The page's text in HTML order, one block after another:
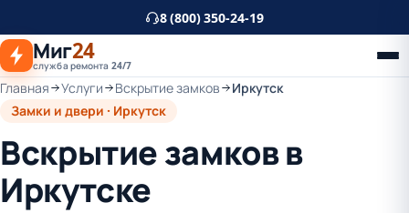
основному
контенту
8 (800) 350-24-19
Миг24
служба ремонта 24/7
Главная Услуги Вскрытие замков
Иркутск
Замки и двери · Иркутск
Вскрытие замков в
Иркутске